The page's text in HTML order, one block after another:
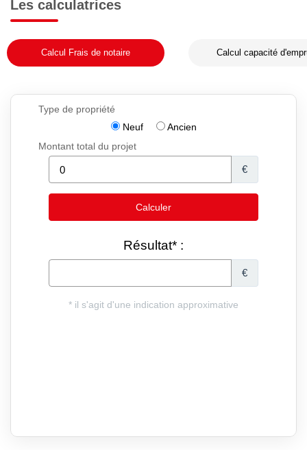
Les calculatrices
Calcul Frais de notaire Calcul capacité